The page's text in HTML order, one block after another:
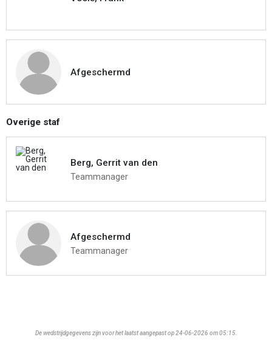
Afgeschermd
Overige staf
Berg, Gerrit van den
Teammanager
Afgeschermd
Teammanager
De wedstrijdgegevens zijn voor het laatst aangepast op 24-06-2026 om 05:15.